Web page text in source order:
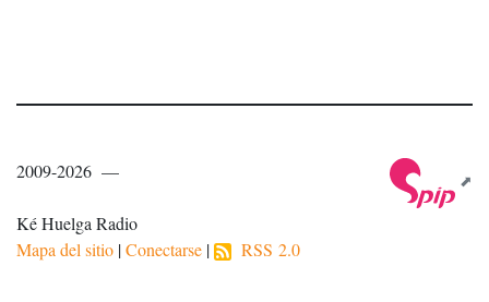
2009-2026 —
Ké Huelga Radio
Mapa del sitio |Conectarse | RSS 2.0